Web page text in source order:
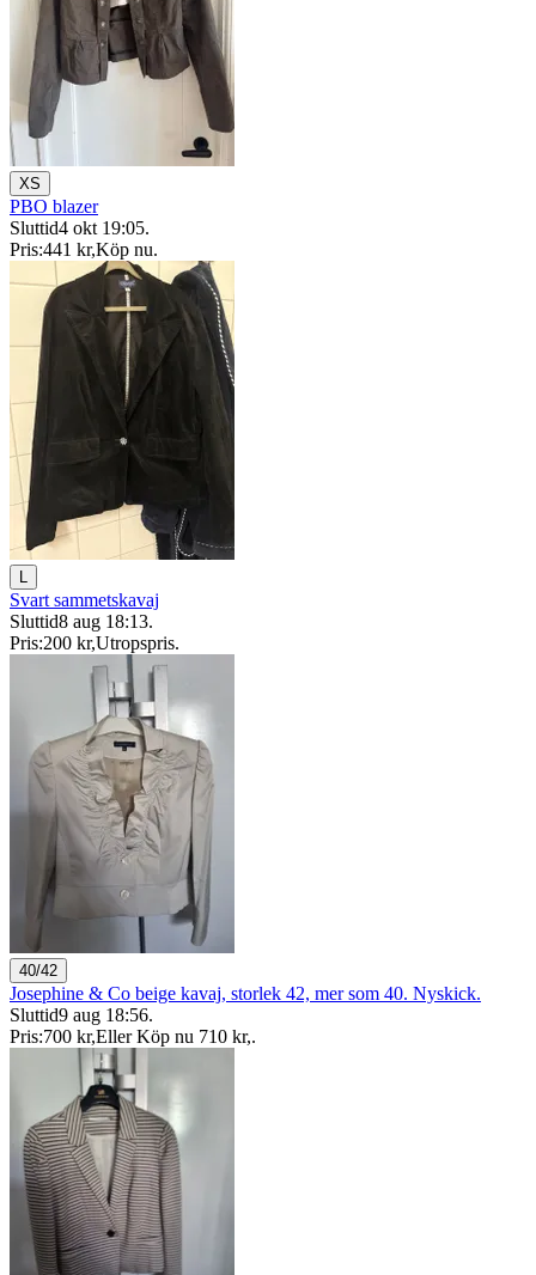
XS
PBO blazer
Sluttid4 okt 19:05.
Pris:441 kr,Köp nu.
L
Svart sammetskavaj
Sluttid8 aug 18:13.
Pris:200 kr,Utropspris.
40/42
Josephine & Co beige kavaj, storlek 42, mer som 40. Nyskick.
Sluttid9 aug 18:56.
Pris:700 kr,Eller Köp nu 710 kr,.